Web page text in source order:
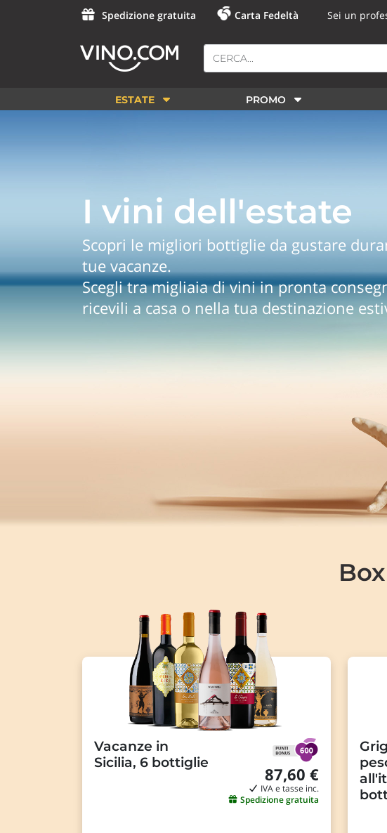
Spedizione gratuita Carta Fedeltà Sei un
ESTATE PROMO
I vini dell'estate
Scopri le migliori bottiglie da gustare
tue vacanze.
Scegli tra migliaia di vini in pronta
ricevili a casa o nella tua destinazione
Vacanze in
Sicilia, 6 bottiglie
87,60 €
IVA e tasse inc.
Spedizione gratuita